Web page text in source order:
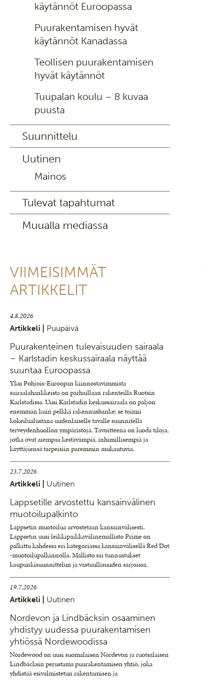
käytännöt Euroopassa
Puurakentamisen hyvät
käytännöt Kanadassa
Teollisen puurakentamisen
hyvät käytännöt
Tuupalan koulu – 8 kuvaa
puusta
Suunnittelu
Uutinen
Mainos
Tulevat tapahtumat
Muualla mediassa
VIIMEISIMMÄT
ARTIKKELIT
4.8.2026
Artikkeli | Puupäivä
Puurakenteinen tulevaisuuden sairaala
– Karlstadin keskussairaala näyttää
suuntaa Euroopassa
Yksi Pohjois-Euroopan kiinnostavimmista
sairaalahankkeista on parhaillaan rakenteilla Ruotsin
Karlstadissa. Uusi Karlstadin keskussairaala on paljon
enemmän kuin pelkkä rakennushanke: se toimii
kokeilualustana uudenlaiselle tavalle suunnitella
terveydenhuollon ympäristöjä. Tavoitteena on luoda tiloja,
jotka ovat aiempaa kestävämpiä, inhimillisempiä ja
käyttäjiensä tarpeisiin paremmin mukautuvia.
23.7.2026
Artikkeli | Uutinen
Lappsetille arvostettu kansainvälinen
muotoilupalkinto
Lappsetin muotoilua arvostetaan kansainvälisesti.
Lappsetin uusi leikkipaikkavälinemallisto Prime on
palkittu kahdessa eri kategoriassa kansainvälisellä Red Dot
-muotoilupalkinnolla. Mallisto sai tunnustukset
kaupunkisuunnittelun ja vastuullisuuden sarjoissa.
19.7.2026
Artikkeli | Uutinen
Nordevon ja Lindbäcksin osaaminen
yhdistyy uudessa puurakentamisen
yhtiössä Nordewoodissa
Nordewood on uusi suomalaisen Nordevon ja ruotsalaisen
Lindbäcksin perustama puurakentamisen yhtiö, joka
yhdistää esivalmistetun rakentamisen ja